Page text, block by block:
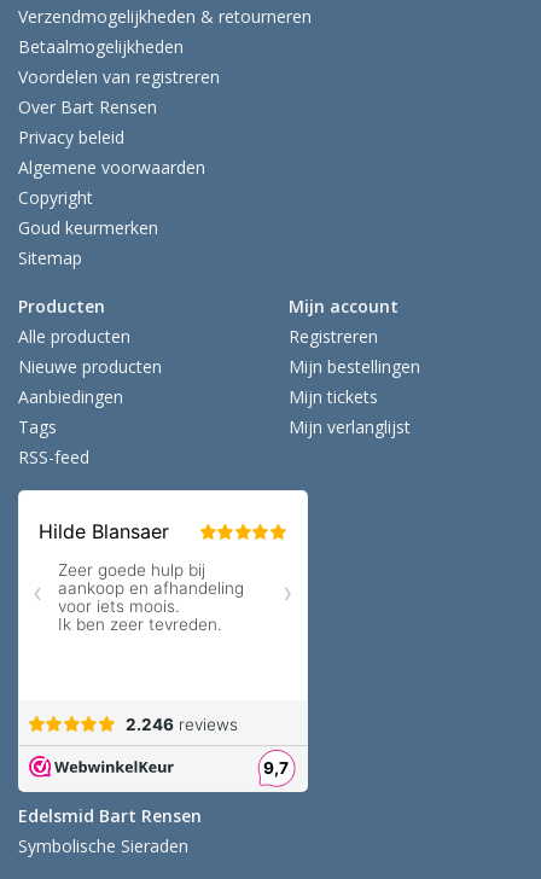
Verzendmogelijkheden & retourneren
Betaalmogelijkheden
Voordelen van registreren
Over Bart Rensen
Privacy beleid
Algemene voorwaarden
Copyright
Goud keurmerken
Sitemap
Producten
Alle producten
Nieuwe producten
Aanbiedingen
Tags
RSS-feed
Mijn account
Registreren
Mijn bestellingen
Mijn tickets
Mijn verlanglijst
Edelsmid Bart Rensen
Symbolische Sieraden